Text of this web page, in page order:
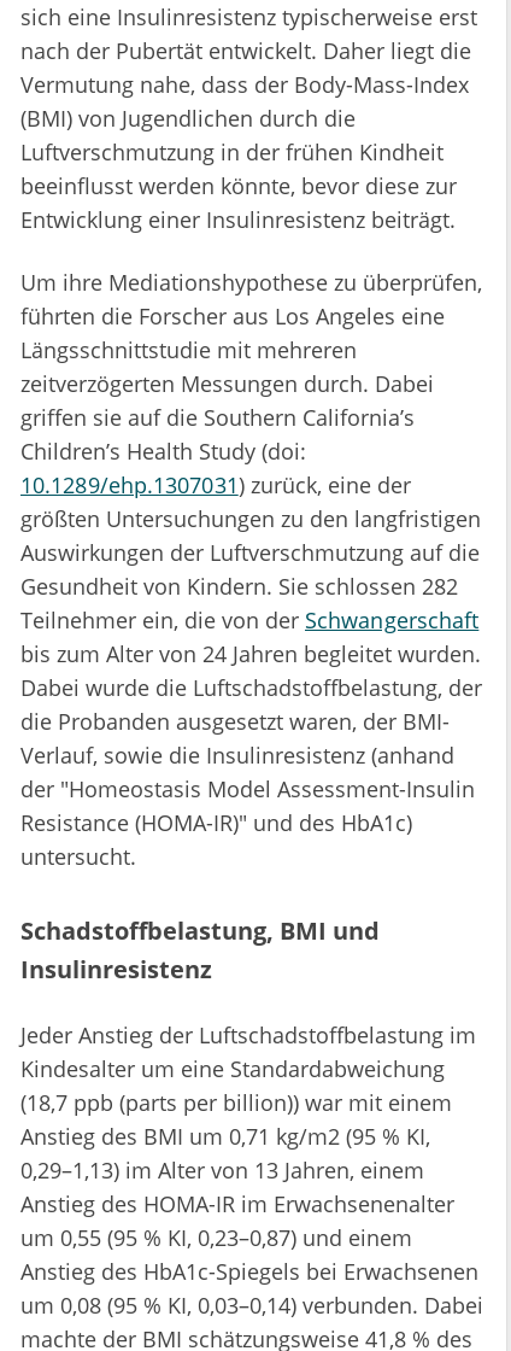
sich eine Insulinresistenz typischerweise erst
nach der Pubertät entwickelt. Daher liegt die
Vermutung nahe, dass der Body-Mass-Index
(BMI) von Jugendlichen durch die
Luftverschmutzung in der frühen Kindheit
beeinflusst werden könnte, bevor diese zur
Entwicklung einer Insulinresistenz beiträgt.
Um ihre Mediationshypothese zu überprüfen,
führten die Forscher aus Los Angeles eine
Längsschnittstudie mit mehreren
zeitverzögerten Messungen durch. Dabei
griffen sie auf die Southern California’s
Children’s Health Study (doi:
10.1289/ehp.1307031) zurück, eine der
größten Untersuchungen zu den langfristigen
Auswirkungen der Luftverschmutzung auf die
Gesundheit von Kindern. Sie schlossen 282
Teilnehmer ein, die von der Schwangerschaft
bis zum Alter von 24 Jahren begleitet wurden.
Dabei wurde die Luftschadstoffbelastung, der
die Probanden ausgesetzt waren, der BMI-
Verlauf, sowie die Insulinresistenz (anhand
der "Homeostasis Model Assessment-Insulin
Resistance (HOMA-IR)" und des HbA1c)
untersucht.
Schadstoffbelastung, BMI und
Insulinresistenz
Jeder Anstieg der Luftschadstoffbelastung im
Kindesalter um eine Standardabweichung
(18,7 ppb (parts per billion)) war mit einem
Anstieg des BMI um 0,71 kg/m2 (95 % KI,
0,29–1,13) im Alter von 13 Jahren, einem
Anstieg des HOMA-IR im Erwachsenenalter
um 0,55 (95 % KI, 0,23–0,87) und einem
Anstieg des HbA1c-Spiegels bei Erwachsenen
um 0,08 (95 % KI, 0,03–0,14) verbunden. Dabei
machte der BMI schätzungsweise 41,8 % des